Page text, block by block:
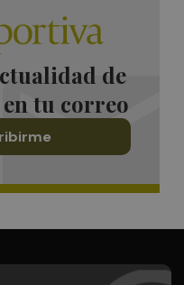
de
tu correo